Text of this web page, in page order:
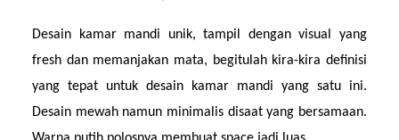
Desain kamar mandi unik, tampil dengan visual yang
fresh dan memanjakan mata, begitulah kira-kira definisi
yang tepat untuk desain kamar mandi yang satu ini.
Desain mewah namun minimalis disaat yang bersamaan.